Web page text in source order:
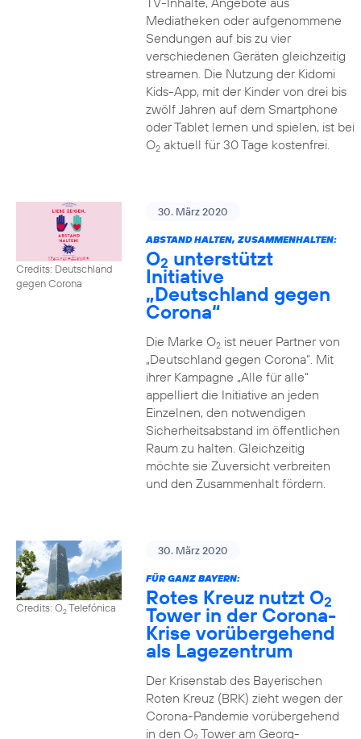
Mediatheken oder aufgenommene
Sendungen auf bis zu vier
verschiedenen Geräten gleichzeitig
streamen. Die Nutzung der Kidomi
Kids-App, mit der Kinder von drei bis
zwölf Jahren auf dem Smartphone
oder Tablet lernen und spielen, ist bei
O2aktuell für 30 Tage kostenfrei.
Credits: Deutschland
gegen Corona
30. März 2020
ABSTAND HALTEN, ZUSAMMENHALTEN:
O2 unterstützt
Initiative
„Deutschland gegen
Corona“
Die Marke O2ist neuer Partner von
„Deutschland gegen Corona“. Mit
ihrer Kampagne „Alle für alle“
appelliert die Initiative an jeden
Einzelnen, den notwendigen
Sicherheitsabstand im öffentlichen
Raum zu halten. Gleichzeitig
möchte sie Zuversicht verbreiten
und den Zusammenhalt fördern.
Credits: O2Telefónica
30. März 2020
FÜR GANZ BAYERN:
Rotes Kreuz nutzt O2
Tower in der Corona-
Krise vorübergehend
als Lagezentrum
Der Krisenstab des Bayerischen
Roten Kreuz (BRK) zieht wegen der
Corona-Pandemie vorübergehend
in den O Tower am Georg-